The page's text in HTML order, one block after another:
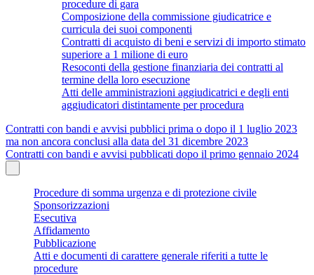
procedure di gara
Composizione della commissione giudicatrice e
curricula dei suoi componenti
Contratti di acquisto di beni e servizi di importo stimato
superiore a 1 milione di euro
Resoconti della gestione finanziaria dei contratti al
termine della loro esecuzione
Atti delle amministrazioni aggiudicatrici e degli enti
aggiudicatori distintamente per procedura
Contratti con bandi e avvisi pubblici prima o dopo il 1 luglio 2023
ma non ancora conclusi alla data del 31 dicembre 2023
Contratti con bandi e avvisi pubblicati dopo il primo gennaio 2024
Procedure di somma urgenza e di protezione civile
Sponsorizzazioni
Esecutiva
Affidamento
Pubblicazione
Atti e documenti di carattere generale riferiti a tutte le
procedure